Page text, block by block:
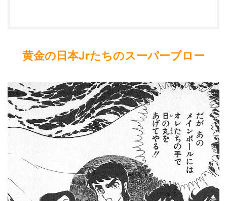
黄金の日本Jrたちのスーパーブロー